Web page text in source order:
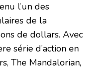
l’un des
de la
de dollars. Avec
série d’action en
The Mandalorian,